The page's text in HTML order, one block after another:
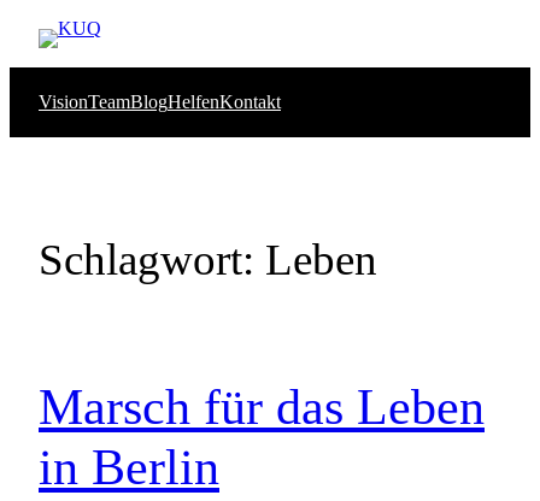
Zum
Inhalt
VisionTeamBlogHelfenKontakt
Schlagwort: Leben
Marsch für das Leben
in Berlin